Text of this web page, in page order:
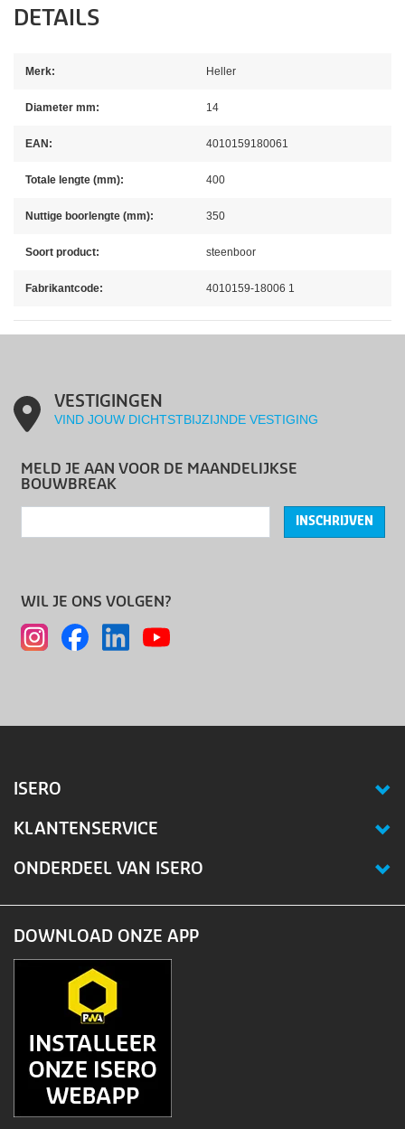
DETAILS
Merk: Heller
Diameter mm: 14
EAN: 4010159180061
Totale lengte (mm): 400
Nuttige boorlengte (mm): 350
Soort product: steenboor
Fabrikantcode: 4010159-18006 1
VESTIGINGEN
VIND JOUW DICHTSTBIJZIJNDE VESTIGING
MELD JE AAN VOOR DE MAANDELIJKSE
BOUWBREAK
INSCHRIJVEN
WIL JE ONS VOLGEN?
ISERO
KLANTENSERVICE
ONDERDEEL VAN ISERO
DOWNLOAD ONZE APP